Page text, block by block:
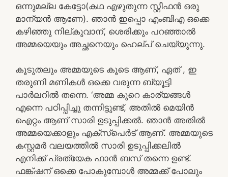
ഒന്നുമല്ല കേട്ടോ(കഥ എഴുതുന്ന സ്റ്റീഫൻ ഒരു
മാന്യൻ ആണേ). ഞാൻ ഇപ്പൊ എംബിഎ ഒക്കെ
കഴിഞ്ഞു നില്കുവാന്, ശെരിക്കും പറഞ്ഞാൽ
അമ്മയെയും അച്ഛനെയും ഹെല്പ് ചെയ്യുന്നു.
കൂടുതലും അമ്മയുടെ കൂടെ ആണ്, ഏത് , ഇ
തരുണി മണികൾ ഒക്കെ വരുന്ന ബ്യൂട്ടി
പാർലറിൽ തന്നെ. ‘അമ്മ കുറെ കാര്യങ്ങൾ
എന്നെ പഠിപ്പിച്ചു തന്നിട്ടുണ്ട്, അതിൽ മെയിൻ
ഐറ്റം ആണ് സാരി ഉടുപ്പിക്കൽ. ഞാൻ അതിൽ
അമ്മയെക്കാളും എക്സ്പെർട് ആണ്. അമ്മയുടെ
കസ്റ്റമർ വലയത്തിൽ സാരി ഉടുപ്പിക്കലിൽ
എനിക്ക് പ്രത്യേക ഫാൻ ബസ് തന്നെ ഉണ്ട്.
ഫങ്ക്ഷന് ഒക്കെ പോകുമ്പോൾ അമ്മക്ക് പോലും